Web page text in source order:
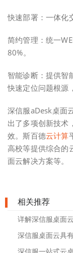
快速部署：一体化
简约管理：统一
80%。
智能诊断：提供智
快速定位问题根源
深信服aDesk桌面
出了多项创新技术
效。斯百德云计算
高校等提供综合的
面云解决方案等。
相关推荐